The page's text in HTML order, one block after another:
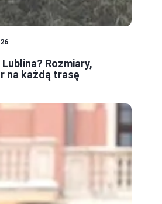
Rozmiary,
na każdą trasę